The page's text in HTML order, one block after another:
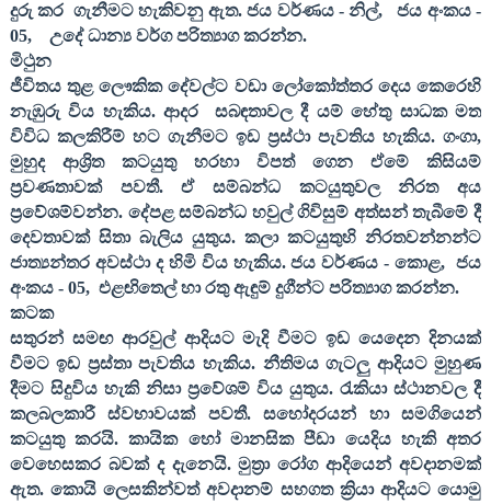
දුරු කර ගැනීමට හැකිවනු ඇත. ජය වර්ණය - නිල්,
ජය අංකය -
05,
උදේ ධාන්‍ය වර්ග පරිත්‍යාග කරන්න.
මිථුන
ජීවිතය තුළ ලෞකික දේවල්ට වඩා ලෝකෝත්තර දෙය කෙරෙහි
නැඹුරු විය හැකිය. ආදර
සබඳතාවල දී යම් හේතු සාධක මත
විවිධ කලකිරීම් හට ගැනීමට ඉඩ ප්‍රස්ථා පැවතිය හැකිය. ගංගා,
මුහුද ආශ්‍රිත කටයුතු හරහා විපත් ගෙන ඒමේ කිසියම්
ප්‍රවණතාවක් පවතී. ඒ සම්බන්ධ කටයුතුවල නිරත අය
ප්‍රවේශම්වන්න. දේපළ සම්බන්ධ හවුල් ගිවිසුම් අත්සන් තැබීමේ දී
දෙවතාවක් සිතා බැලිය යුතුය. කලා කටයුතුහි නිරතවන්නන්ට
ජාත්‍යන්තර අවස්ථා ද හිමි විය හැකිය. ජය වර්ණය - කොළ, ජය
අංකය - 05, එළඟිතෙල් හා රතු ඇඳුම් දුගීන්ට පරිත්‍යාග කරන්න.
කටක
සතුරන් සමඟ ආරවුල් ආදියට මැදි වීමට ඉඩ යෙදෙන දිනයක්
වීමට ඉඩ ප්‍රස්තා පැවතිය හැකිය. නීතිමය ගැටලු ආදියට මුහුණ
දීමට සිදුවිය හැකි නිසා ප්‍රවේශම් විය යුතුය. රැකියා ස්ථානවල දී
කලබලකාරී ස්වභාවයක් පවතී. සහෝදරයන් හා සමගියෙන්
කටයුතු කරයි. කායික හෝ මානසික පීඩා යෙදිය හැකි අතර
වෙහෙසකර බවක් ද දැනෙයි. මුත්‍රා රෝග ආදියෙන් අවදානමක්
ඇත. කොයි ලෙසකින්වත් අවදානම් සහගත ක්‍රියා ආදියට යොමු